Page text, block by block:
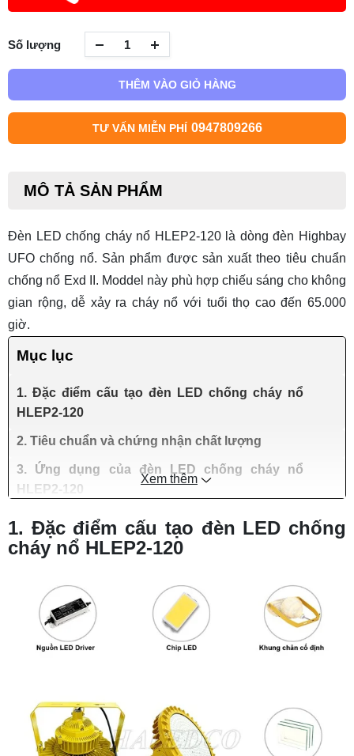
Số lượng
THÊM VÀO GIỎ HÀNG
TƯ VẤN MIỄN PHÍ 0947809266
MÔ TẢ SẢN PHẨM
Đèn LED chống cháy nổ HLEP2-120là dòng đèn Highbay
UFO chống nổ. Sản phẩm được sản xuất theo tiêu chuẩn
chống nổ Exd II. Moddel này phù hợp chiếu sáng cho không
gian rộng, dễ xảy ra cháy nổ với tuổi thọ cao đến 65.000
giờ.
Mục lục
1. Đặc điểm cấu tạo đèn LED chống cháy nổ
HLEP2-120
2. Tiêu chuẩn và chứng nhận chất lượng
3. Ứng dụng của đèn LED chống cháy nổ
HLEP2-120
Xem thêm
1. Đặc điểm cấu tạo đèn LED chống
cháy nổ HLEP2-120